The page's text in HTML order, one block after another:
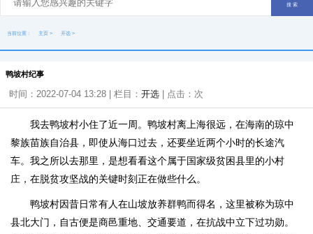
当前位置： 主页 > 开选 >
鸭坡村纪事
时间：2022-07-04 13:28 | 栏目： 开选 | 点击： 次
我去鸭坡村小住了近一周。鸭坡村离上海很远，在海南的琼中
黎族苗族自治县，即使从海口过去，还要坐近两个小时的长途汽
车。我之所以去那里，是想看看这个属于国家级贫困县里的小村
庄，在脱贫攻坚战的关键时刻正在做些什么。
鸭坡村因昔日常有人在山坡放养群鸭而得名，这里被称为琼中
县北大门，自古便是商邑重地、交通要道，在抗战中立下过功勋。